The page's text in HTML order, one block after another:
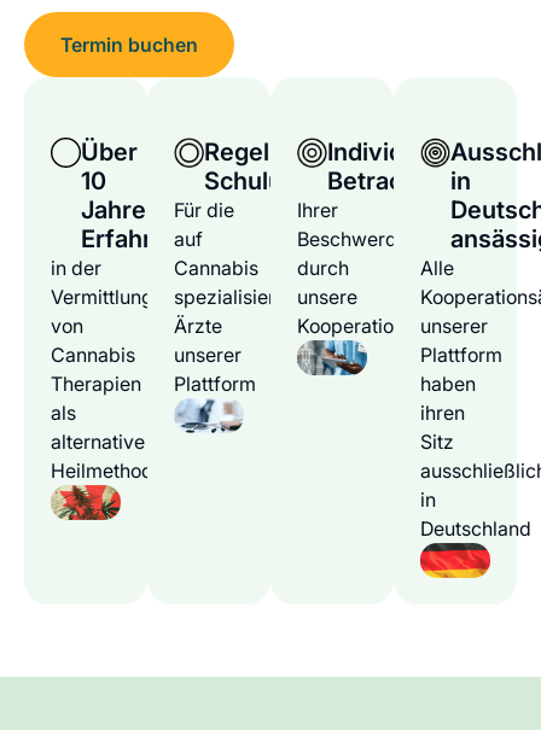
Termin buchen
Über
10
Jahre
Erfahrung
in der
Vermittlung
von
Cannabis
Therapien
als
alternative
Heilmethode
Regelmäßige
Schulungen
Für die
auf
Cannabis
spezialisierten
Ärzte
unserer
Plattform
Individuelle
Betrachtung
Ihrer
Beschwerden
durch
unsere
Kooperationsärzte
in
Alle
unserer
Plattform
haben
ihren
Sitz
in
Deutschland